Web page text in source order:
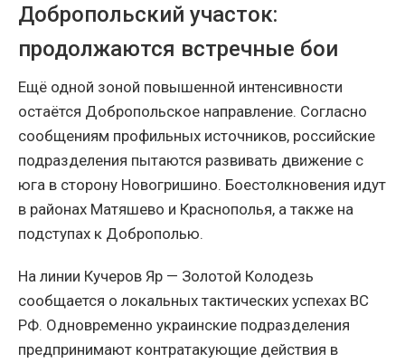
Добропольский участок:
продолжаются встречные бои
Ещё одной зоной повышенной интенсивности
остаётся Добропольское направление. Согласно
сообщениям профильных источников, российские
подразделения пытаются развивать движение с
юга в сторону Новогришино. Боестолкновения идут
в районах Матяшево и Краснополья, а также на
подступах к Доброполью.
На линии Кучеров Яр — Золотой Колодезь
сообщается о локальных тактических успехах ВС
РФ. Одновременно украинские подразделения
предпринимают контратакующие действия в